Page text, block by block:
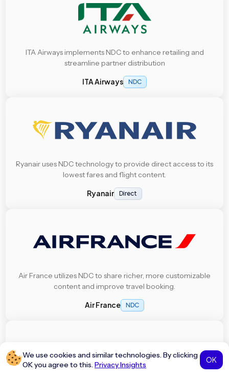
We use cookies and similar technologies. By clicking
OK you agree to this.Privacy Insights
OK
ITA Airways implements NDC to enhance retailing and
streamline partner distribution
ITA Airways NDC
Ryanair uses NDC technology to provide direct access to its
lowest fares and flight content.
Ryanair Direct
Air France utilizes NDC to share richer, more customizable
content and improve travel booking.
Air France NDC